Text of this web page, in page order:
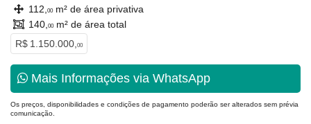
112, 00m² de área privativa
140, 00m² de área total
R$ 1.150.000, 00
Mais Informações via WhatsApp
Os preços, disponibilidades e condições de pagamento poderão ser alterados sem prévia
comunicação.